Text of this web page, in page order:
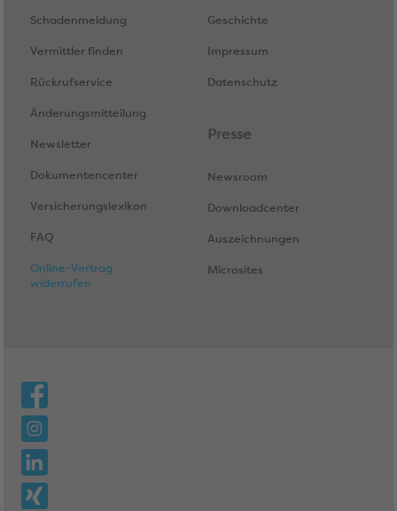
Schadenmeldung
Vermittler finden
Rückrufservice
Änderungsmitteilung
Newsletter
Dokumentencenter
Versicherungslexikon
FAQ
Online-Vertrag
widerrufen
Geschichte
Impressum
Datenschutz
Presse
Newsroom
Downloadcenter
Auszeichnungen
Microsites